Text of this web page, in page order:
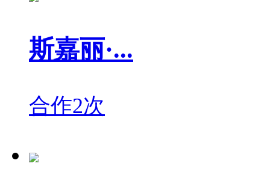
斯嘉丽·...
合作2次